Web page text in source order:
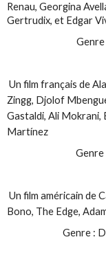
Renau, Georgina
Gertrudix, et Edgar
Un film français de
Zingg, Djolof
Gastaldi, Ali Mokrani,
Martínez
Genre
Un film américain de
Bono, The Edge,
Genre :